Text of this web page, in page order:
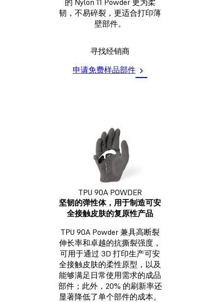
韧，不易碎裂，更适合打印薄
壁部件。
寻找经销商
申请免费样品部件
TPU 90A POWDER
坚韧的弹性体，用于制造可安
全接触皮肤的复原性产品
TPU 90A Powder 兼具高断裂
伸长率和卓越的抗撕裂强度，
可用于通过 3D 打印生产可安
全接触皮肤的柔性原型，以及
能够满足日常使用需求的成品
部件；此外，20% 的刷新率还
显著降低了单个部件的成本。